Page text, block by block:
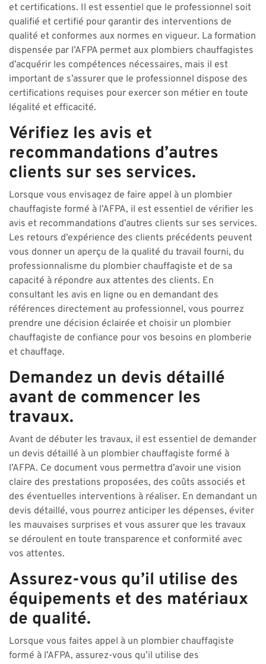
et certifications. Il est essentiel que le professionnel soit
qualifié et certifié pour garantir des interventions de
qualité et conformes aux normes en vigueur. La formation
dispensée par l’AFPA permet aux plombiers chauffagistes
d’acquérir les compétences nécessaires, mais il est
important de s’assurer que le professionnel dispose des
certifications requises pour exercer son métier en toute
légalité et efficacité.
Vérifiez les avis et
recommandations d’autres
clients sur ses services.
Lorsque vous envisagez de faire appel à un plombier
chauffagiste formé à l’AFPA, il est essentiel de vérifier les
avis et recommandations d’autres clients sur ses services.
Les retours d’expérience des clients précédents peuvent
vous donner un aperçu de la qualité du travail fourni, du
professionnalisme du plombier chauffagiste et de sa
capacité à répondre aux attentes des clients. En
consultant les avis en ligne ou en demandant des
références directement au professionnel, vous pourrez
prendre une décision éclairée et choisir un plombier
chauffagiste de confiance pour vos besoins en plomberie
et chauffage.
Demandez un devis détaillé
avant de commencer les
travaux.
Avant de débuter les travaux, il est essentiel de demander
un devis détaillé à un plombier chauffagiste formé à
l’AFPA. Ce document vous permettra d’avoir une vision
claire des prestations proposées, des coûts associés et
des éventuelles interventions à réaliser. En demandant un
devis détaillé, vous pourrez anticiper les dépenses, éviter
les mauvaises surprises et vous assurer que les travaux
se déroulent en toute transparence et conformité avec
vos attentes.
Assurez-vous qu’il utilise des
équipements et des matériaux
de qualité.
Lorsque vous faites appel à un plombier chauffagiste
formé à l’AFPA, assurez-vous qu’il utilise des